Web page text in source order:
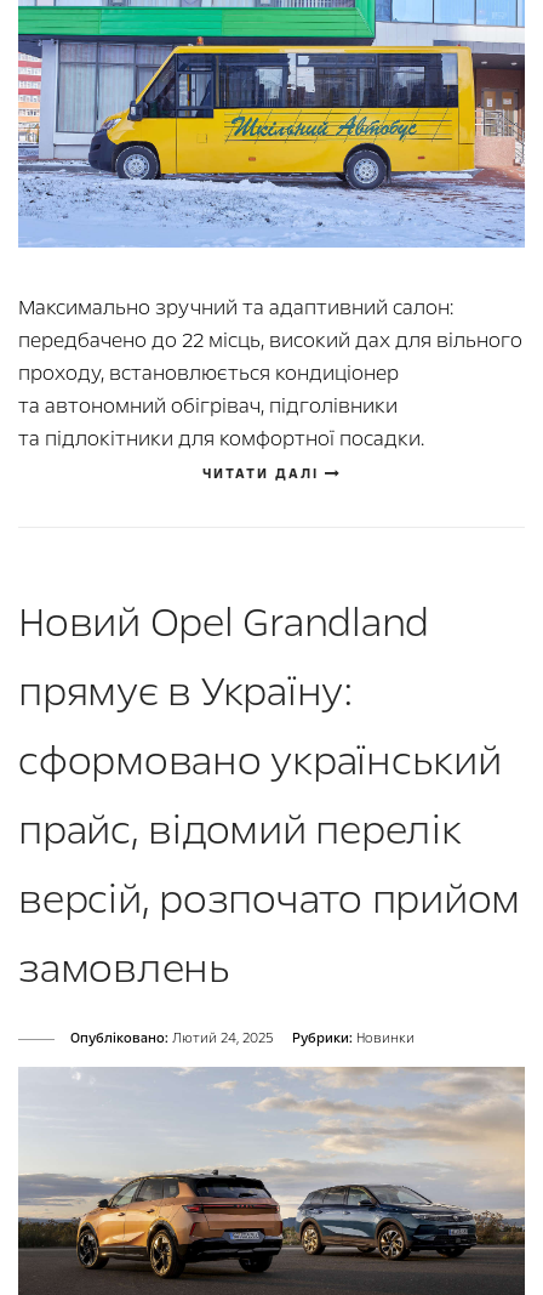
Максимально зручний та адаптивний салон:
передбачено до 22 місць, високий дах для вільного
проходу, встановлюється кондиціонер
та автономний обігрівач, підголівники
та підлокітники для комфортної посадки.
ЧИТАТИ ДАЛІ
Новий Opel Grandland
прямує в Україну:
сформовано український
прайс, відомий перелік
версій, розпочато прийом
замовлень
Опубліковано: Лютий 24, 2025 Рубрики: Новинки